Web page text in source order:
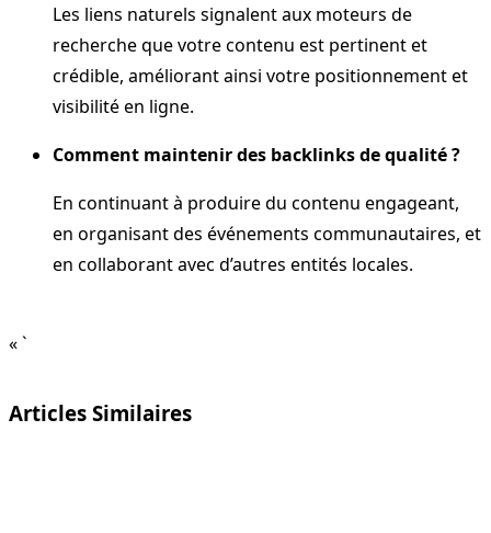
Les liens naturels signalent aux moteurs de
recherche que votre contenu est pertinent et
crédible, améliorant ainsi votre positionnement et
visibilité en ligne.
Comment maintenir des backlinks de qualité ?
En continuant à produire du contenu engageant,
en organisant des événements communautaires, et
en collaborant avec d’autres entités locales.
« `
Articles Similaires